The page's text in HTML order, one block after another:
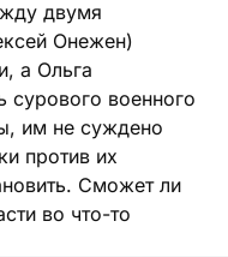
двумя
Онежен)
а Ольга
сурового военного
им не суждено
против их
Сможет ли
во что-то